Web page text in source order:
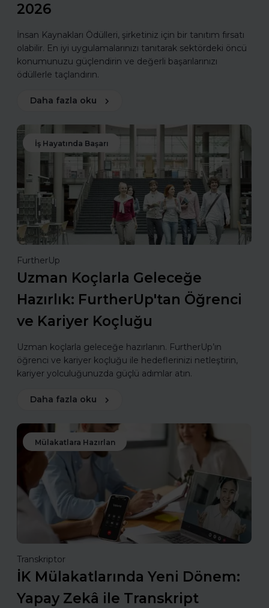
2026
İnsan Kaynakları Ödülleri, şirketiniz için bir tanıtım fırsatı
olabilir. En iyi uygulamalarınızı tanıtarak sektördeki öncü
konumunuzu güçlendirin ve değerli başarılarınızı
ödüllerle taçlandırın.
Daha fazla oku
İş Hayatında Başarı
FurtherUp
Uzman Koçlarla Geleceğe
Hazırlık: FurtherUp'tan Öğrenci
ve Kariyer Koçluğu
Uzman koçlarla geleceğe hazırlanın. FurtherUp’ın
öğrenci ve kariyer koçluğu ile hedeflerinizi netleştirin,
kariyer yolculuğunuzda güçlü adımlar atın.
Daha fazla oku
Mülakatlara Hazırlan
Transkriptor
İK Mülakatlarında Yeni Dönem:
Yapay Zekâ ile Transkript